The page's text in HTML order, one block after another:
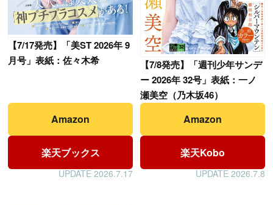
【7/17発売】「美ST 2026年 9
月号」表紙：佐々木希
Amazon
楽天ブックス
UPDATE 2026.7.17
【7/8発売】「週刊少年サンデ
ー 2026年 32号」表紙：一ノ
瀬美空（乃木坂46）
Amazon
楽天Kobo
UPDATE 2026.7.8